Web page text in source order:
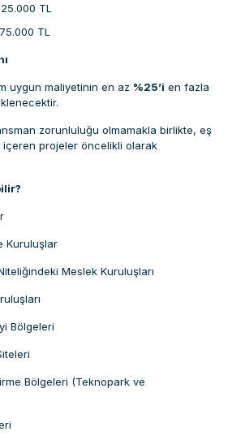
TL
TL
uygun maliyetinin en az %25’i en fazla
zorunluluğu olmamakla birlikte, eş
içeren projeler öncelikli olarak
Kuruluşlar
Meslek Kuruluşları
Bölgeleri
Bölgeleri (Teknopark ve